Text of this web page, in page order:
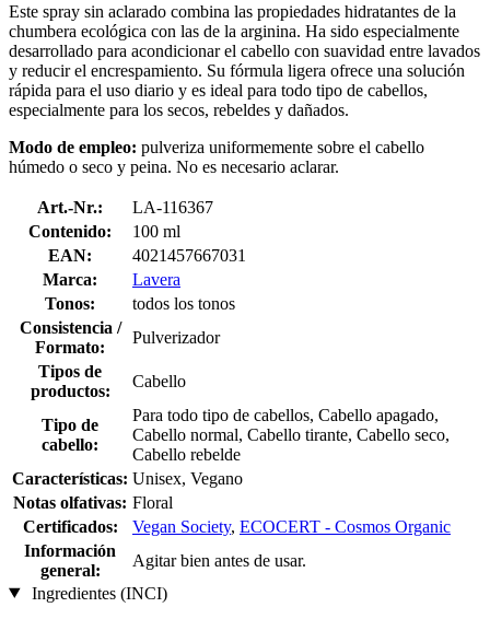
Este spray sin aclarado combina las propiedades hidratantes de la
chumbera ecológica con las de la arginina. Ha sido especialmente
desarrollado para acondicionar el cabello con suavidad entre lavados
y reducir el encrespamiento. Su fórmula ligera ofrece una solución
rápida para el uso diario y es ideal para todo tipo de cabellos,
especialmente para los secos, rebeldes y dañados.
Modo de empleo: pulveriza uniformemente sobre el cabello
húmedo o seco y peina. No es necesario aclarar.
Art.-Nr.:
LA-116367
Contenido:
100 ml
EAN:
4021457667031
Marca:
Lavera
Tonos:
todos los tonos
Consistencia /
Formato:
Pulverizador
Tipos de
productos:
Cabello
Tipo de
cabello:
Para todo tipo de cabellos, Cabello apagado,
Cabello normal, Cabello tirante, Cabello seco,
Cabello rebelde
Características: Unisex, Vegano
Notas olfativas: Floral
Certificados:
Vegan Society, ECOCERT - Cosmos Organic
Información
general:
Agitar bien antes de usar.
Ingredientes (INCI)